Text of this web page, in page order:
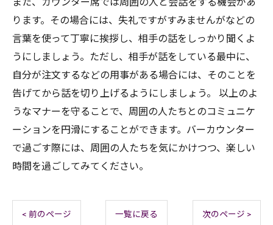
ります。その場合には、失礼ですがすみませんがなどの
言葉を使って丁寧に挨拶し、相手の話をしっかり聞くよ
うにしましょう。ただし、相手が話をしている最中に、
自分が注文するなどの用事がある場合には、そのことを
告げてから話を切り上げるようにしましょう。 以上のよ
うなマナーを守ることで、周囲の人たちとのコミュニケ
ーションを円滑にすることができます。バーカウンター
で過ごす際には、周囲の人たちを気にかけつつ、楽しい
時間を過ごしてみてください。
< 前のページ 一覧に戻る 次のページ >